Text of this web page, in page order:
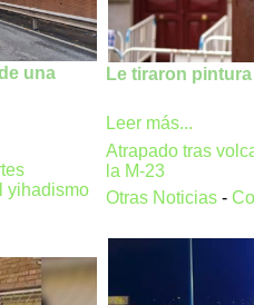
una
yihadismo
Le tiraron
Leer más...
Atrapado tras
la M-23
Otras Noticias -